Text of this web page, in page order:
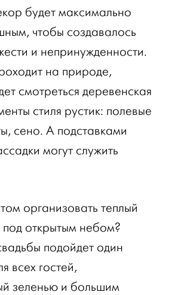
будет максимально
чтобы создавалось
и непринужденности.
на природе,
смотреться деревенская
стиля рустик: полевые
сено. А подставками
могут служить
организовать теплый
открытым небом?
подойдет один
всех гостей,
зеленью и большим